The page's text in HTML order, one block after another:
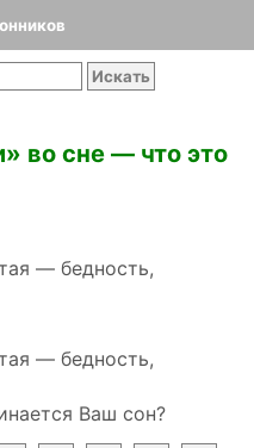
во сне — что это
— бедность,
— бедность,
Ваш сон?